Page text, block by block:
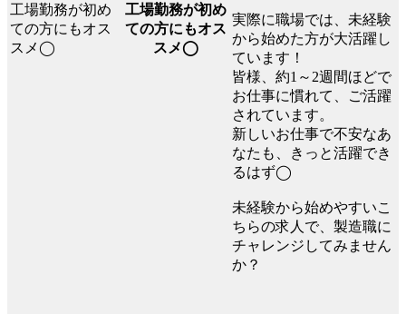
工場勤務が初め
ての方にもオス
スメ◯
実際に職場では、未経験
から始めた方が大活躍し
ています！
皆様、約1～2週間ほどで
お仕事に慣れて、ご活躍
されています。
新しいお仕事で不安なあ
なたも、きっと活躍でき
るはず◯
未経験から始めやすいこ
ちらの求人で、製造職に
チャレンジしてみません
か？